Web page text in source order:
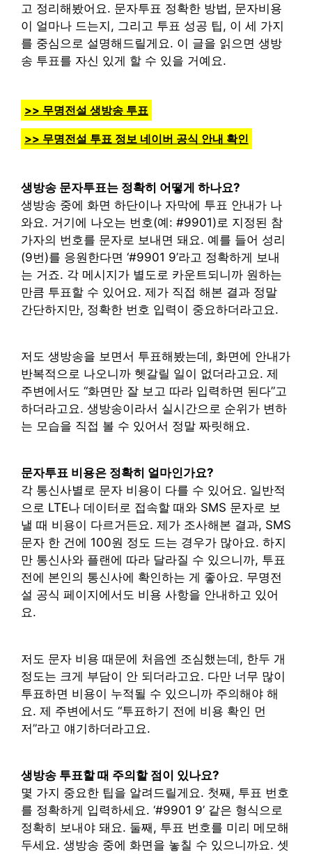
고 정리해봤어요. 문자투표 정확한 방법, 문자비용
이 얼마나 드는지, 그리고 투표 성공 팁, 이 세 가지
를 중심으로 설명해드릴게요. 이 글을 읽으면 생방
송 투표를 자신 있게 할 수 있을 거예요.
>> 무명전설 생방송 투표
>> 무명전설 투표 정보 네이버 공식 안내 확인
생방송 문자투표는 정확히 어떻게 하나요?
생방송 중에 화면 하단이나 자막에 투표 안내가 나
와요. 거기에 나오는 번호(예: #9901)로 지정된 참
가자의 번호를 문자로 보내면 돼요. 예를 들어 성리
(9번)를 응원한다면 ‘#9901 9’라고 정확하게 보내
는 거죠. 각 메시지가 별도로 카운트되니까 원하는
만큼 투표할 수 있어요. 제가 직접 해본 결과 정말
간단하지만, 정확한 번호 입력이 중요하더라고요.
저도 생방송을 보면서 투표해봤는데, 화면에 안내가
반복적으로 나오니까 헷갈릴 일이 없더라고요. 제
주변에서도 “화면만 잘 보고 따라 입력하면 된다”고
하더라고요. 생방송이라서 실시간으로 순위가 변하
는 모습을 직접 볼 수 있어서 정말 짜릿해요.
문자투표 비용은 정확히 얼마인가요?
각 통신사별로 문자 비용이 다를 수 있어요. 일반적
으로 LTE나 데이터로 접속할 때와 SMS 문자로 보
낼 때 비용이 다르거든요. 제가 조사해본 결과, SMS
문자 한 건에 100원 정도 드는 경우가 많아요. 하지
만 통신사와 플랜에 따라 달라질 수 있으니까, 투표
전에 본인의 통신사에 확인하는 게 좋아요. 무명전
설 공식 페이지에서도 비용 사항을 안내하고 있어
요.
저도 문자 비용 때문에 처음엔 조심했는데, 한두 개
정도는 크게 부담이 안 되더라고요. 다만 너무 많이
투표하면 비용이 누적될 수 있으니까 주의해야 해
요. 제 주변에서도 “투표하기 전에 비용 확인 먼
저”라고 얘기하더라고요.
생방송 투표할 때 주의할 점이 있나요?
몇 가지 중요한 팁을 알려드릴게요. 첫째, 투표 번호
를 정확하게 입력하세요. ‘#9901 9’ 같은 형식으로
정확히 보내야 돼요. 둘째, 투표 번호를 미리 메모해
두세요. 생방송 중에 화면을 놓칠 수 있으니까요. 셋